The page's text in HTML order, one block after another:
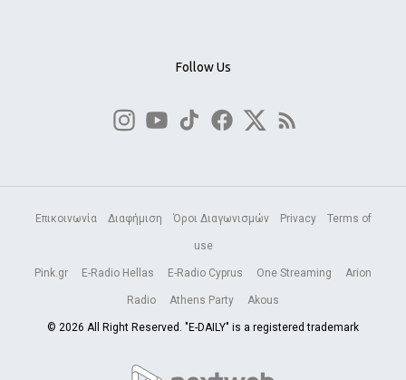
Follow Us
Επικοινωνία Διαφήμιση Όροι Διαγωνισμών Privacy Terms of
use
Pink.gr E-Radio Hellas E-Radio Cyprus One Streaming Arion
Radio Athens Party Akous
© 2026 All Right Reserved. "E-DAILY" is a registered trademark